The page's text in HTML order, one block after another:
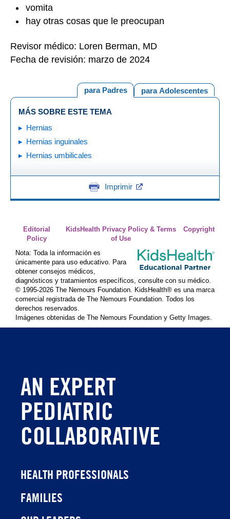
vomita
hay otras cosas que le preocupan
Revisor médico: Loren Berman, MD
Fecha de revisión: marzo de 2024
para Adolescentes
para Padres
MÁS SOBRE ESTE TEMA
Hernias
Hernias inguinales
Hernias umbilicales
Imprimir
Editorial
Policy
KidsHealth Privacy Policy & Terms
of Use
Copyright
Nota: Toda la información es
únicamente para uso educativo. Para
obtener consejos médicos,
diagnósticos y tratamientos específicos, consulte con su médico.
© 1995-2026 The Nemours Foundation. KidsHealth® es una marca
comercial registrada de The Nemours Foundation. Todos los
derechos reservados.
Imágenes obtenidas de The Nemours Foundation y Getty Images.
AN EXPERT
PEDIATRIC
COLLABORATIVE
HEALTH PROFESSIONALS
FAMILIES